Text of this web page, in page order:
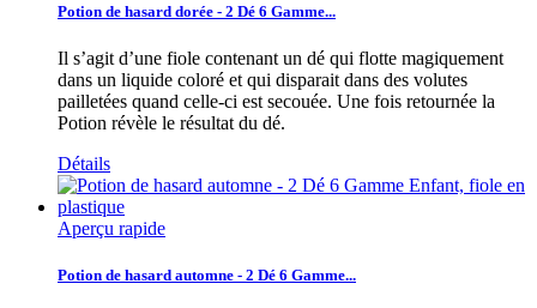
Potion de hasard dorée - 2 Dé 6 Gamme...
Il s’agit d’une fiole contenant un dé qui flotte magiquement
dans un liquide coloré et qui disparait dans des volutes
pailletées quand celle-ci est secouée. Une fois retournée la
Potion révèle le résultat du dé.
Détails
Aperçu rapide
Potion de hasard automne - 2 Dé 6 Gamme...